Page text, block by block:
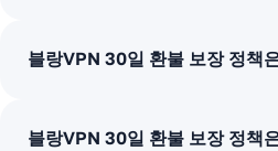
블랑VPN 30일 환불 보장 정책
블랑VPN 30일 환불 보장 정책